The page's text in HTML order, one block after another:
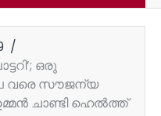
ഒരു
വരെ സൗജന്യ
ചാണ്ടി ഹെൽത്ത്